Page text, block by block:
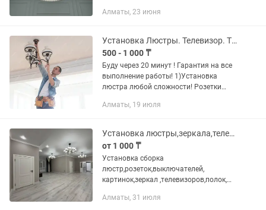
работы более 11 лет Гарантия
Алматы, 23 июня
Установка Люстры. Телевизор. Турник.Приеду через 20 минут! 24/7
500 - 1 000 ₸
Буду через 20 минут ! Гарантия на все
выполнение работы! 1)Установка
люстра любой сложности! Розетки
3)Раковина!карнизы ! 4)Турник !
Алматы, 19 июля
Установка люстры,зеркала,телевизоры быстро и качественно
от 1 000 ₸
Установка сборка
люстр,розеток,выключателей,
картинок,зеркал ,телевизоров,полок,
услуги. Все инструменты имеются.
Алматы, 31 июля